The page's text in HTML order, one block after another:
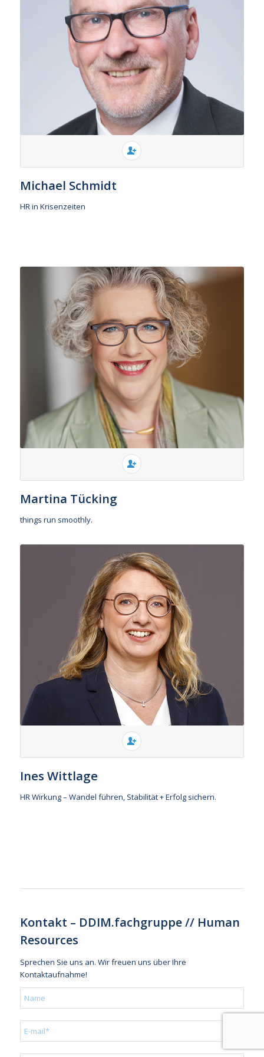
Michael Schmidt
HR in Krisenzeiten
Martina Tücking
things run smoothly.
Ines Wittlage
HR Wirkung – Wandel führen, Stabilität + Erfolg sichern.
Kontakt – DDIM.fachgruppe // Human
Resources
Sprechen Sie uns an. Wir freuen uns über Ihre
Kontaktaufnahme!